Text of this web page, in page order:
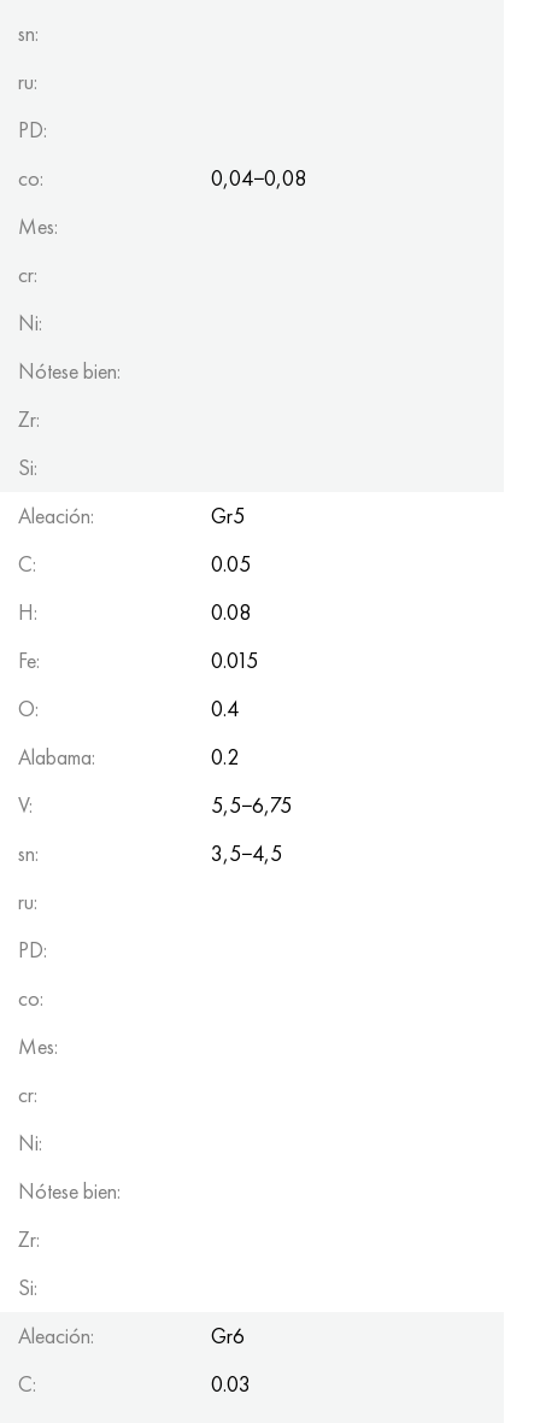
sn:
ru:
PD:
co:
0,04−0,08
Mes:
cr:
Ni:
Nótese bien:
Zr:
Si:
Aleación:
Gr5
C:
0.05
H:
0.08
Fe:
0.015
O:
0.4
Alabama:
0.2
V:
5,5−6,75
sn:
3,5−4,5
ru:
PD:
co:
Mes:
cr:
Ni:
Nótese bien:
Zr:
Si:
Aleación:
Gr6
C:
0.03